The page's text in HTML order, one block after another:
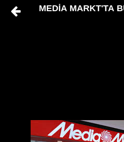
MEDİA MARKT'TA